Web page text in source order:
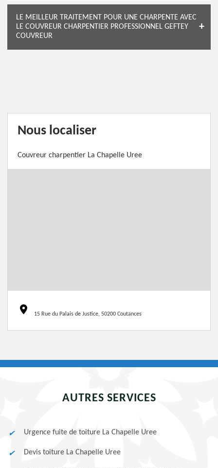
LE MEILLEUR TRAITEMENT POUR UNE CHARPENTE AVEC
LE COUVREUR CHARPENTIER PROFESSIONNEL GEFTEY
COUVREUR
Nous localiser
Couvreur charpentier La Chapelle Uree
15 Rue du Palais de Justice, 50200 Coutances
AUTRES SERVICES
Urgence fuite de toiture La Chapelle Uree
Devis toiture La Chapelle Uree